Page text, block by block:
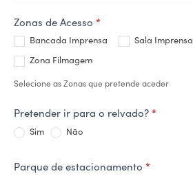
Zonas de Acesso *
Bancada Imprensa Sala Imprensa
Zona Filmagem
Selecione as Zonas que pretende aceder
Pretender ir para o relvado?*
Sim Não
Parque de estacionamento *